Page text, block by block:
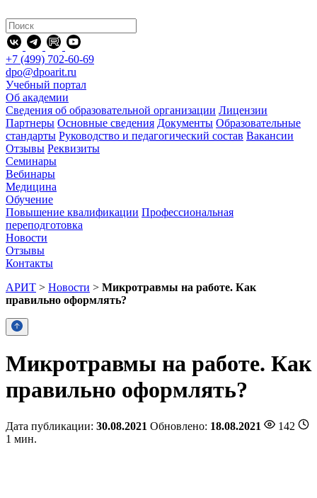
+7 (499) 702-60-69
dpo@dpoarit.ru
Учебный портал
Об академии
Сведения об образовательной организации Лицензии
Партнеры Основные сведения Документы Образовательные
стандарты Руководство и педагогический состав Вакансии
Отзывы Реквизиты
Семинары
Вебинары
Медицина
Обучение
Повышение квалификации Профессиональная
переподготовка
Новости
Отзывы
Контакты
АРИТ > Новости > Микротравмы на работе. Как
правильно оформлять?
Микротравмы на работе. Как
правильно оформлять?
Дата публикации: 30.08.2021 Обновлено: 18.08.2021
142
1 мин.